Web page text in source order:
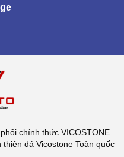
chính thức VICOSTONE
đá Vicostone Toàn quốc